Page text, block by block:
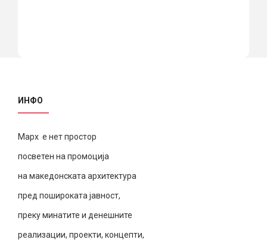
ИНФО
Марх е нет простор
посветен на промоција
на македонската архитектура
пред пошироката јавност,
преку минатите и денешните
реализации, проекти, концепти,